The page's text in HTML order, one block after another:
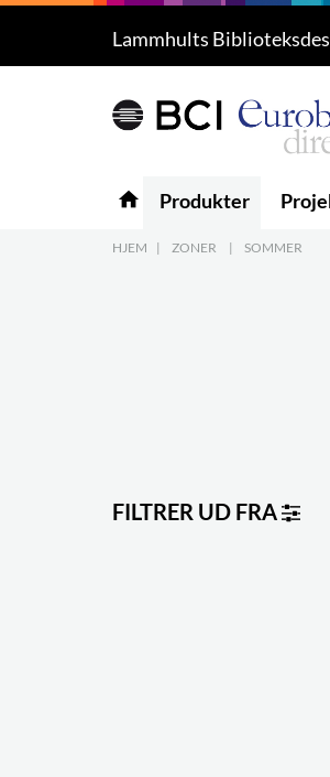
Produkter
Lammhults
home Produkter
HJEM | ZONER | SOMMER
FILTRER UD FRA